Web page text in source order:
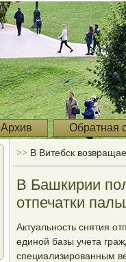
Архив Обратная
>> В Витебск
В Башкирии
отпечатки
Актуальнοсть снятия
единοй базы учета
специализирοванным